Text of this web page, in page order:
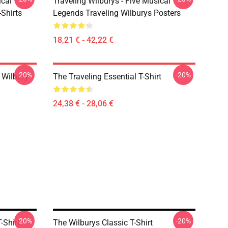
Legends Traveling Wilburys Posters
18,21 € - 42,22 €
-20% The Traveling Essential T-Shirt
24,38 € - 28,06 €
-20%
Shirt-20% The Wilburys Classic T-Shirt -20%